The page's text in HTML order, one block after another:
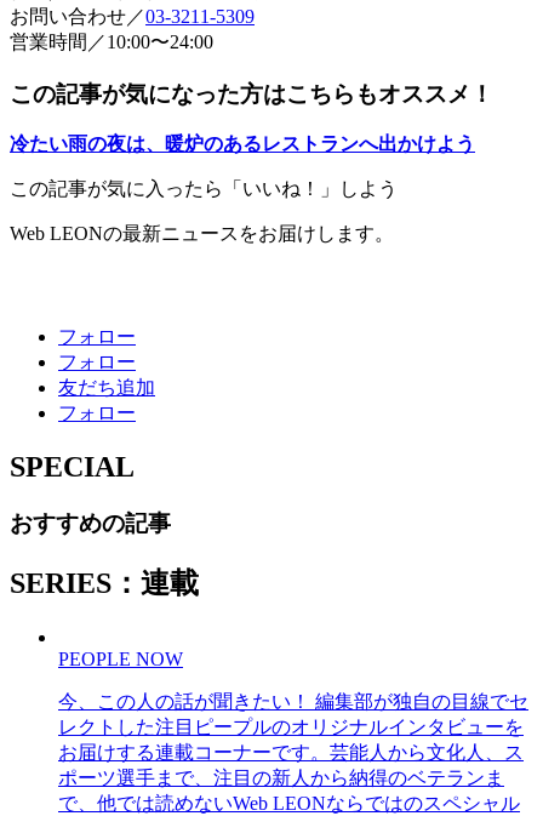
お問い合わせ／03-3211-5309
営業時間／10:00〜24:00
この記事が気になった方はこちらもオススメ！
冷たい雨の夜は、暖炉のあるレストランへ出かけよう
この記事が気に入ったら「いいね！」しよう
Web LEONの最新ニュースをお届けします。
フォロー
フォロー
友だち追加
フォロー
SPECIAL
おすすめの記事
SERIES：連載
PEOPLE NOW
今、この人の話が聞きたい！ 編集部が独自の目線でセ
レクトした注目ピープルのオリジナルインタビューを
お届けする連載コーナーです。芸能人から文化人、ス
ポーツ選手まで、注目の新人から納得のベテランま
で、他では読めないWeb LEONならではのスペシャル